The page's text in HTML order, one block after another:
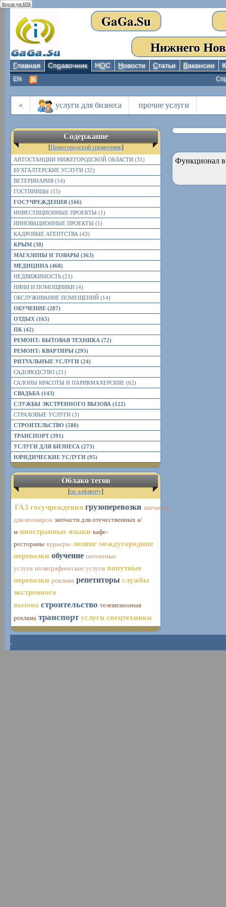
Версия для КПК
GaGa.Su
Нижнего
Главная Справочник НОС Новости Статьи Вакансии
EN
« услуги для бизнеса прочие услуги
Содержание
[Нижегородский справочник]
АВТОСТАНЦИИ НИЖЕГОРОДСКОЙ ОБЛАСТИ (31)
БУХГАЛТЕРСКИЕ УСЛУГИ (32)
ВЕТЕРИНАРИЯ (14)
ГОСТИНИЦЫ (15)
ГОСУЧРЕЖДЕНИЯ (166)
ИНВЕСТИЦИОННЫЕ ПРОЕКТЫ (1)
ИННОВАЦИОННЫЕ ПРОЕКТЫ (1)
КАДРОВЫЕ АГЕНТСТВА (43)
КРЫМ (38)
МАГАЗИНЫ И ТОВАРЫ (363)
МЕДИЦИНА (468)
НЕДВИЖИМОСТЬ (21)
НЯНИ И ПОМОЩНИКИ (4)
ОБСЛУЖИВАНИЕ ПОМЕЩЕНИЙ (14)
ОБУЧЕНИЕ (287)
ОТДЫХ (165)
ПК (42)
РЕМОНТ: БЫТОВАЯ ТЕХНИКА (72)
РЕМОНТ: КВАРТИРЫ (295)
РИТУАЛЬНЫЕ УСЛУГИ (24)
САДОВОДСТВО (21)
САЛОНЫ КРАСОТЫ И ПАРИКМАХЕРСКИЕ (62)
СВАДЬБА (143)
СЛУЖБЫ ЭКСТРЕННОГО ВЫЗОВА (122)
СТРАХОВЫЕ УСЛУГИ (3)
СТРОИТЕЛЬСТВО (580)
ТРАНСПОРТ (391)
УСЛУГИ ДЛЯ БИЗНЕСА (273)
ЮРИДИЧЕСКИЕ УСЛУГИ (95)
Облако тегов
[по алфавиту]
ГАЗ госучреждения грузоперевозки запчасти
для иномарок запчасти для отечественных а/
м иностранные языки кафе-
рестораны курьеры лизинг междугородние
перевозки обучение патентные
услуги полиграфические услуги попутные
перевозки реклама репетиторы службы
экстренного
вызова строительство телевизионная
реклама транспорт услуги спецтехники
Функционал
.